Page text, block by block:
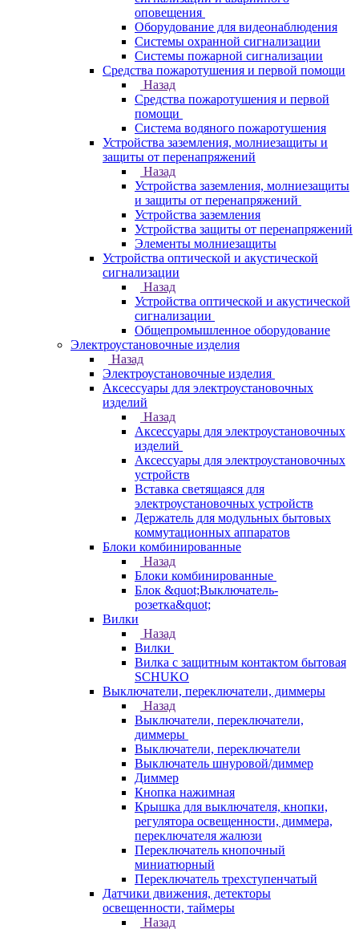
оповещения
Оборудование для видеонаблюдения
Системы охранной сигнализации
Системы пожарной сигнализации
Средства пожаротушения и первой помощи
Назад
Средства пожаротушения и первой
помощи
Система водяного пожаротушения
Устройства заземления, молниезащиты и
защиты от перенапряжений
Назад
Устройства заземления, молниезащиты
и защиты от перенапряжений
Устройства заземления
Устройства защиты от перенапряжений
Элементы молниезащиты
Устройства оптической и акустической
сигнализации
Назад
Устройства оптической и акустической
сигнализации
Общепромышленное оборудование
Электроустановочные изделия
Назад
Электроустановочные изделия
Аксессуары для электроустановочных
изделий
Назад
Аксессуары для электроустановочных
изделий
Аксессуары для электроустановочных
устройств
Вставка светящаяся для
электроустановочных устройств
Держатель для модульных бытовых
коммутационных аппаратов
Блоки комбинированные
Назад
Блоки комбинированные
Блок &quot;Выключатель-
розетка&quot;
Вилки
Назад
Вилки
Вилка с защитным контактом бытовая
SCHUKO
Выключатели, переключатели, диммеры
Назад
Выключатели, переключатели,
диммеры
Выключатели, переключатели
Выключатель шнуровой/диммер
Диммер
Кнопка нажимная
Крышка для выключателя, кнопки,
регулятора освещенности, диммера,
переключателя жалюзи
Переключатель кнопочный
миниатюрный
Переключатель трехступенчатый
Датчики движения, детекторы
освещенности, таймеры
Назад